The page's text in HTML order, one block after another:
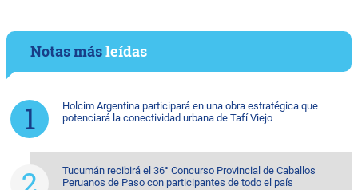
Notas másleídas
Holcim Argentina participará en una obra estratégica que
potenciará la conectividad urbana de Tafí Viejo
Tucumán recibirá el 36° Concurso Provincial de Caballos
Peruanos de Paso con participantes de todo el país